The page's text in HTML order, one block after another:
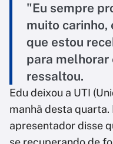
"Eu sempre
muito carinho,
que estou
para melhorar
ressaltou.
Edu deixou a UTI
manhã desta quarta.
apresentador disse